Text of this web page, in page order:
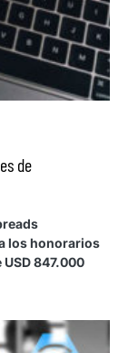
de
los honorarios
847.000